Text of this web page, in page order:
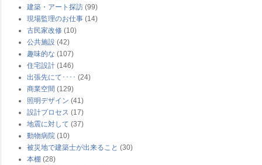
建築・アート探訪 (99)
現場監理のお仕事 (14)
古民家改修 (10)
公共施設 (42)
趣味的な (107)
住宅設計 (146)
出張先にて････ (24)
商業空間 (129)
照明デザイン (41)
設計プロセス (17)
地震に対して (37)
動物病院 (10)
被災地で建築士が出来ること (30)
本棚 (28)